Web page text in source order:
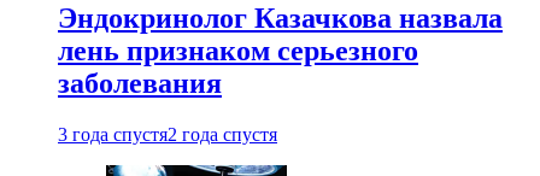
Эндокринолог Казачкова назвала
лень признаком серьезного
заболевания
3 года спустя2 года спустя